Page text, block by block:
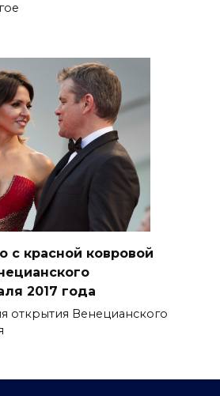
с красной ковровой
2017 года
открытия Венецианского